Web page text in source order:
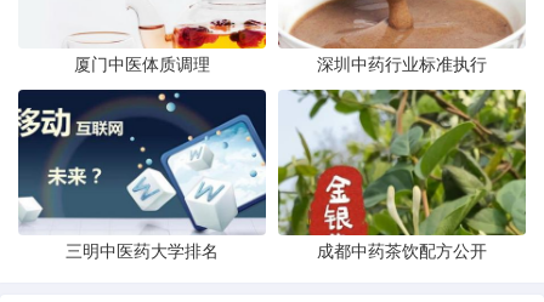
厦门中医体质调理 深圳中药行业标准执行
三明中医药大学排名 成都中药茶饮配方公开